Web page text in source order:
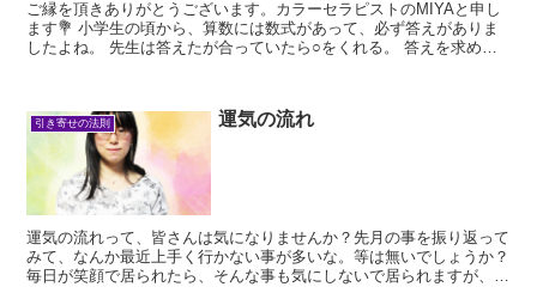
ご縁を頂きありがとうございます。カラーセラピストのMIYAと申し
ます💐 小学生の頃から、算数には数式があって、必ず答えがありま
したよね。 先生は答えたが合っていたら○をくれる。 答えを求め
引き寄せの法則 運気の流れ
運気の流れって、皆さんは気になりませんか？先月の事を振り返って
みて、なんか最近上手く行かない事が多いな。等は無いでしょうか？
毎日が笑顔で居られたら、そんな事も気にしないで居られますが、生